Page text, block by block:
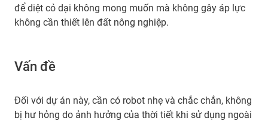
để diệt cỏ dại không mong muốn mà không gây áp lực
không cần thiết lên đất nông nghiệp.
Vấn đề
Đối với dự án này, cần có robot nhẹ và chắc chắn, không
bị hư hỏng do ảnh hưởng của thời tiết khi sử dụng ngoài